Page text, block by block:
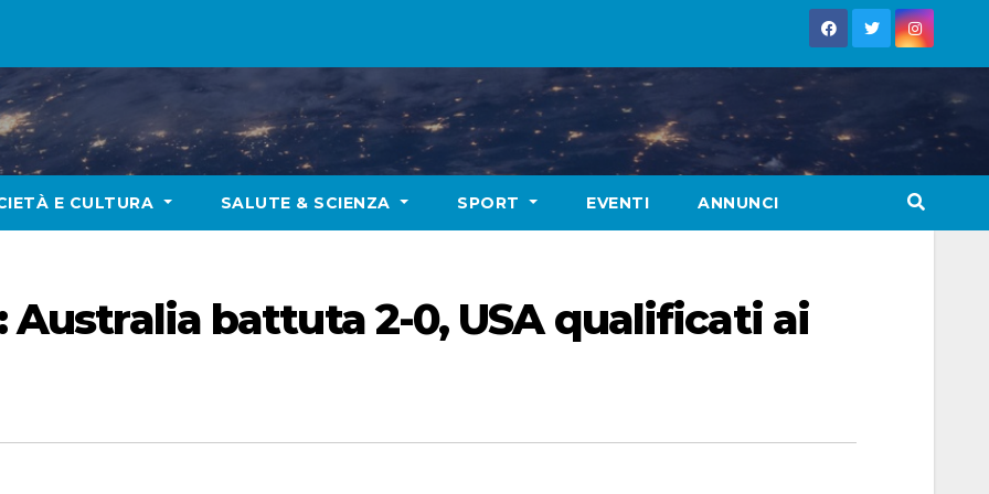
E CULTURA SALUTE & SCIENZA SPORT EVENTI ANNUNCI
Australia battuta 2-0, USA qualificati ai